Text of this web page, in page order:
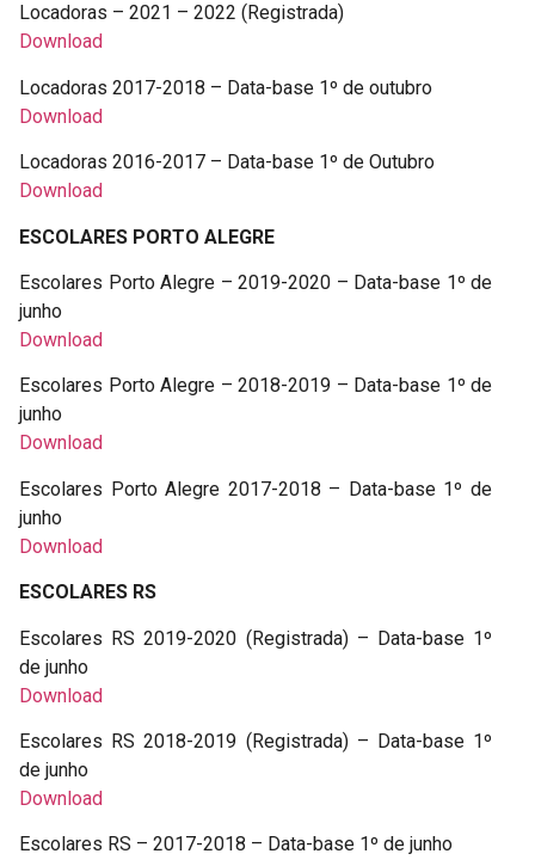
Locadoras – 2021 – 2022 (Registrada)
Download
Locadoras 2017-2018 – Data-base 1º de outubro
Download
Locadoras 2016-2017 – Data-base 1º de Outubro
Download
ESCOLARES PORTO ALEGRE
Escolares Porto Alegre – 2019-2020 – Data-base 1º de
junho
Download
Escolares Porto Alegre – 2018-2019 – Data-base 1º de
junho
Download
Escolares Porto Alegre 2017-2018 – Data-base 1º de
junho
Download
ESCOLARES RS
Escolares RS 2019-2020 (Registrada) – Data-base 1º
de junho
Download
Escolares RS 2018-2019 (Registrada) – Data-base 1º
de junho
Download
Escolares RS – 2017-2018 – Data-base 1º de junho